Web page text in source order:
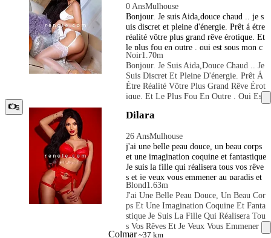
0 AnsMulhouse
Bonjour. Je suis Aida,douce chaud .. je s
uis discret et pleine d'énergie. Prêt á étre
réalité vôtre plus grand rêve érotique. Et
le plus fou en outre . qui est sous mon c
ontrôle. j'ai le meilleurs jeux pour passer
un moment extraordinaire ensemble avec
respect. Venez et ne l'oublie jamais. Pour
plus d'informations appelle moi Je vous
attends! Bisous !!!
Noir1.70m
Bonjour. Je Suis Aida,douce Chaud .. Je
Suis Discret Et Pleine D'énergie. Prêt Á
Étre Réalité Vôtre Plus Grand Rêve Érot
Ique. Et Le Plus Fou En Outre . Qui Est
Sous Mon Contrôle. J'ai Le Meilleurs Je
Ux Pour Passer Un Moment Extraordinai
L'oublie Jamais. Pour Plus D'informatio
Ns Appelle Moi Je Vous Attends! Bisous
!!!
5
Dilara
26 AnsMulhouse
j'ai une belle peau douce, un beau corps
et une imagination coquine et fantastique
Je suis la fille qui réalisera tous vos rêve
s et je veux vous emmener au paradis et
retour. Je vous attends en tenue sexy et t
alons hauts pour goûter à de nouvelles a
ventures, un bon service et une bonne co
mpagnie. Si vous avez des exigences uni
ques, faites-le moi savoir et j'irai en prof
Blond1.63m
J'ai Une Belle Peau Douce, Un Beau Cor
Ps Et Une Imagination Coquine Et Fanta
Stique Je Suis La Fille Qui Réalisera Tou
S Vos Rêves Et Je Veux Vous Emmener
Colmar~37 km